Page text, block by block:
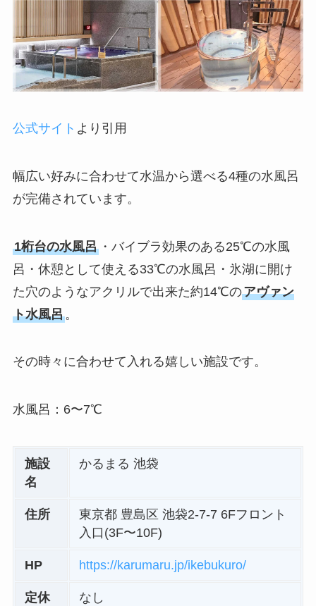
公式サイト より引用
幅広い好みに合わせて水温から選べる4種の水風呂
が完備されています。
1桁台の水風呂・バイブラ効果のある25℃の水風
呂・休憩として使える33℃の水風呂・氷湖に開け
た穴のようなアクリルで出来た約14℃のアヴァン
ト水風呂。
その時々に合わせて入れる嬉しい施設です。
水風呂：6〜7℃
施設
名
かるまる 池袋
住所
東京都 豊島区 池袋2-7-7 6Fフロント
入口(3F〜10F)
HP https://karumaru.jp/ikebukuro/
定休
なし